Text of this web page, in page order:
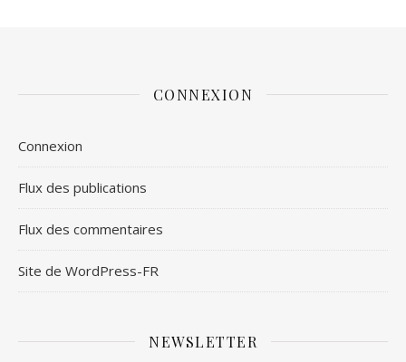
CONNEXION
Connexion
Flux des publications
Flux des commentaires
Site de WordPress-FR
NEWSLETTER